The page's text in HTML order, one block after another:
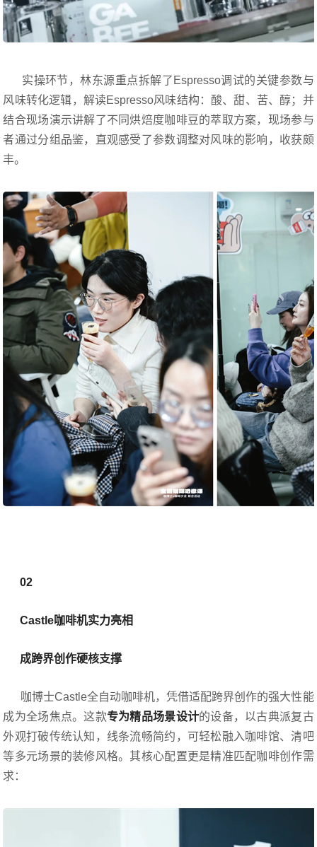
实操环节，林东源重点拆解了Espresso调试的关键参数与
风味转化逻辑，解读Espresso风味结构：酸、甜、苦、醇；并
结合现场演示讲解了不同烘焙度咖啡豆的萃取方案，现场参与
者通过分组品鉴，直观感受了参数调整对风味的影响，收获颇
丰。
02
Castle咖啡机实力亮相
成跨界创作硬核支撑
咖博士Castle全自动咖啡机，凭借适配跨界创作的强大性能
成为全场焦点。这款专为精品场景设计的设备，以古典派复古
外观打破传统认知，线条流畅简约，可轻松融入咖啡馆、清吧
等多元场景的装修风格。其核心配置更是精准匹配咖啡创作需
求：